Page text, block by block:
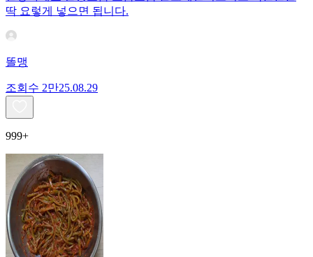
딱 요렇게 넣으면 됩니다.
똘맹
조회수 2만25.08.29
999+